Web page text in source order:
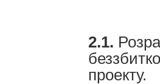
2.1.
проекту.